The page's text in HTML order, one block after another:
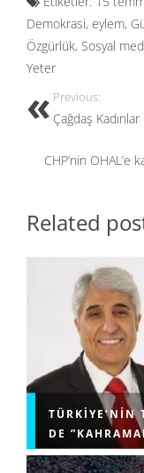
b
o
k
d
o
Demokrasi, eylem,
Özgürlük, Sosyal
Yeter
Previous:
Çağdaş
CHP’nin OHAL’e
Related
TÜRKIYE’NIN
DE